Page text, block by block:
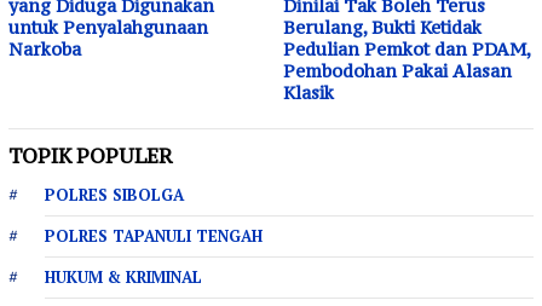
yang Diduga Digunakan
untuk Penyalahgunaan
Narkoba
Dinilai Tak Boleh Terus
Berulang, Bukti Ketidak
Pedulian Pemkot dan PDAM,
Pembodohan Pakai Alasan
Klasik
TOPIK POPULER
POLRES SIBOLGA
POLRES TAPANULI TENGAH
HUKUM & KRIMINAL